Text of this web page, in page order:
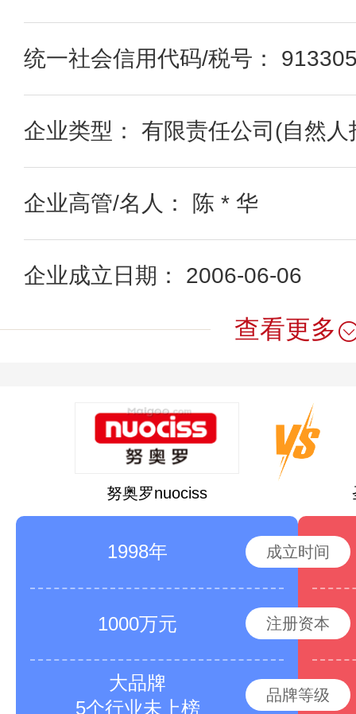
统一社会信用代码/税号：
企业类型： 有限责任公司(自然人
企业高管/名人： 陈 * 华
企业成立日期： 2006-06-06
查看更多
努奥罗nuociss
1998年 成立时间
1000万元 注册资本
大品牌
5个行业未上榜
品牌等级